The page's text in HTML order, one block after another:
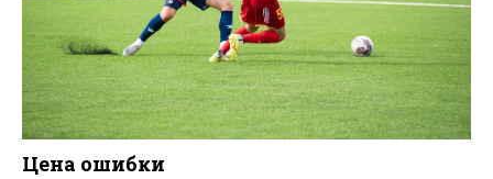
Цена ошибки